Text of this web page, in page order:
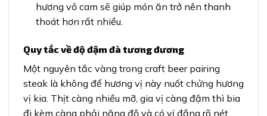
hương vỏ cam sẽ giúp món ăn trở nên thanh
thoát hơn rất nhiều.
Quy tắc về độ đậm đà tương đương
Một nguyên tắc vàng trong craft beer pairing
steak là không để hương vị này nuốt chửng hương
vị kia. Thịt càng nhiều mỡ, gia vị càng đậm thì bia
đi kèm càng phải nặng độ và có vị đắng rõ nét.